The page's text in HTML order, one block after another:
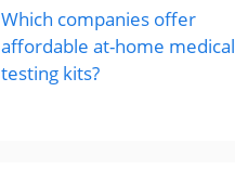
Which companies offer
affordable at-home medical
testing kits?